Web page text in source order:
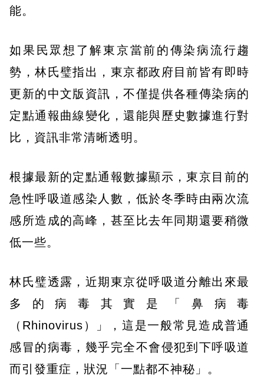
能。
如果民眾想了解東京當前的傳染病流行趨
勢，林氏璧指出，東京都政府目前皆有即時
更新的中文版資訊，不僅提供各種傳染病的
定點通報曲線變化，還能與歷史數據進行對
比，資訊非常清晰透明。
根據最新的定點通報數據顯示，東京目前的
急性呼吸道感染人數，低於冬季時由兩次流
感所造成的高峰，甚至比去年同期還要稍微
低一些。
林氏璧透露，近期東京從呼吸道分離出來最
多的病毒其實是「鼻病毒
（Rhinovirus）」，這是一般常見造成普通
感冒的病毒，幾乎完全不會侵犯到下呼吸道
而引發重症，狀況「一點都不神秘」。